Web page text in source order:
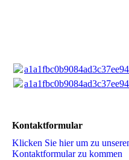
Kontaktformular
Klicken Sie hier um zu
Kon­takt­for­mu­lar zu kommen